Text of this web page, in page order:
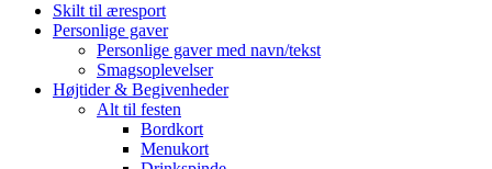
Skilt til æresport
Personlige gaver
Personlige gaver med navn/tekst
Smagsoplevelser
Højtider & Begivenheder
Alt til festen
Bordkort
Menukort